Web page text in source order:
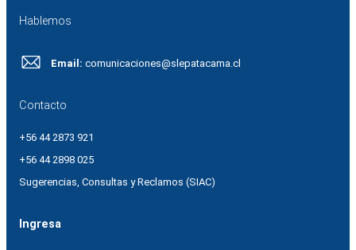
Hablemos
Email: comunicaciones@slepatacama.cl
Contacto
+56 44 2873 921
+56 44 2898 025
Sugerencias, Consultas y Reclamos (SIAC)
Ingresa